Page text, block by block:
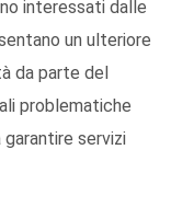
interessati dalle
un ulteriore
da parte del
problematiche
servizi